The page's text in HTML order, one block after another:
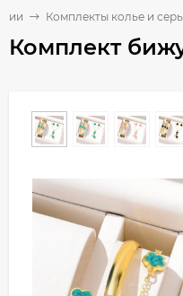
Комплекты колье и
Комплект